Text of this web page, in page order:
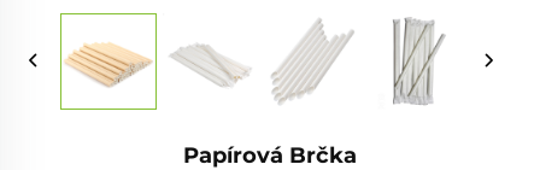
Papírová Brčka